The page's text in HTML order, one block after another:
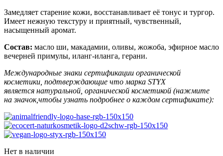
Замедляет старение кожи, восстанавливает её тонус и тургор.
Имеет нежную текстуру и приятный, чувственный,
насыщенный аромат.
Состав: масло ши, макадамии, оливы, жожоба, эфирное масло
вечерней примулы, иланг-иланга, герани.
Международные знаки сертификации органической
косметики, подтверждающие что марка STYX
является натуральной, органической косметикой (нажмите
на значок,чтобы узнать подробнее о каждом сертификате):
Нет в наличии